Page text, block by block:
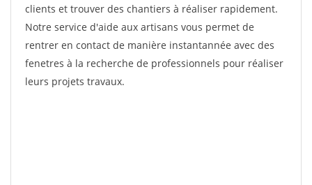
clients et trouver des chantiers à réaliser rapidement.
Notre service d'aide aux artisans vous permet de
rentrer en contact de manière instantannée avec des
fenetres à la recherche de professionnels pour réaliser
leurs projets travaux.